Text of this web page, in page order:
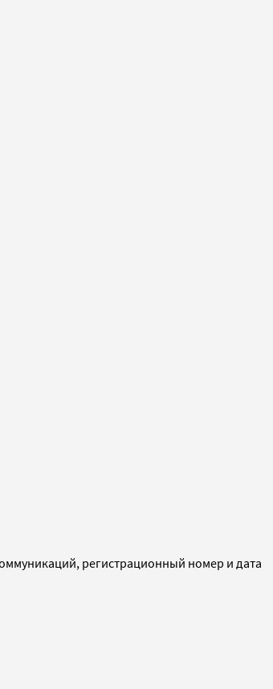
регистрационный номер и дата